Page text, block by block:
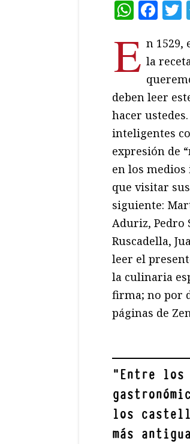
E n 1529,
la
deben leer
hacer
inteligentes
expresión de
en los
que visitar
siguiente:
Aduriz, Pedro
Ruscadella,
leer el
la culinaria
firma; no por
páginas de
"Entre los
los
más